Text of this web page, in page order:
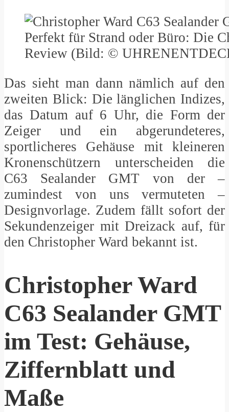
Perfekt für Strand oder Büro: Die
Review (Bild: ©
Das sieht man dann nämlich auf den
zweiten Blick: Die länglichen Indizes,
das Datum auf 6 Uhr, die Form der
Zeiger und ein abgerundeteres,
sportlicheres Gehäuse mit kleineren
Kronenschützern unterscheiden die
C63 Sealander GMT von der –
zumindest von uns vermuteten –
Designvorlage. Zudem fällt sofort der
Sekundenzeiger mit Dreizack auf, für
den Christopher Ward bekannt ist.
Christopher Ward
C63 Sealander GMT
im Test: Gehäuse,
Ziffernblatt und
Maße